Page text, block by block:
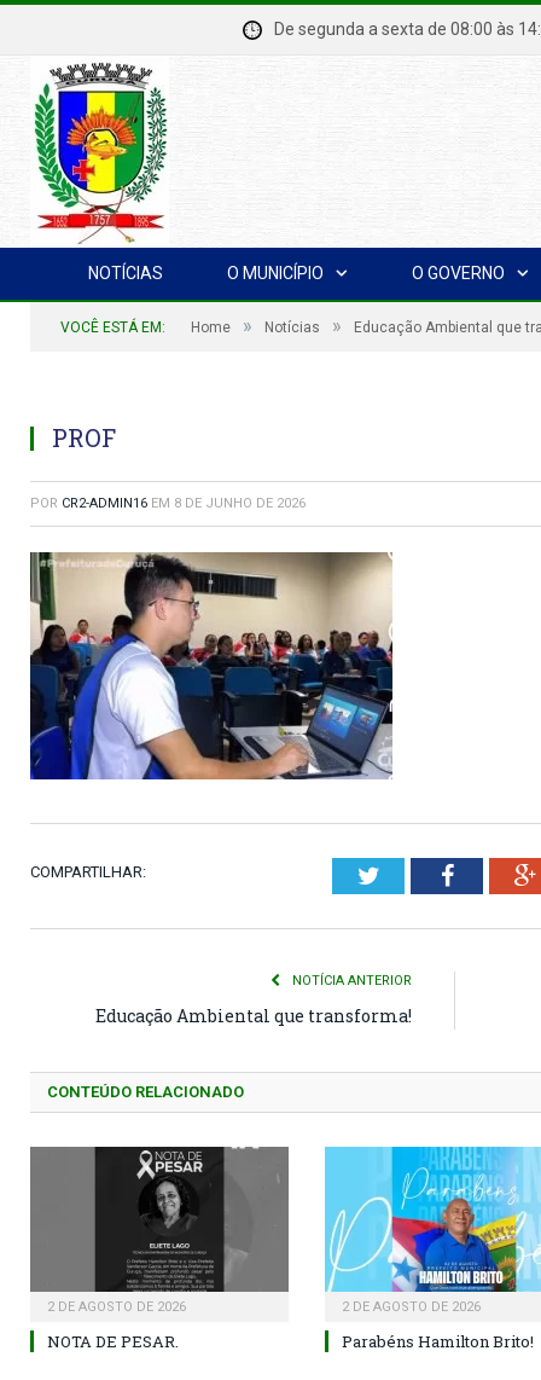
De segunda a sexta de 08:00
NOTÍCIAS O MUNICÍPIO O GOVERNO
VOCÊ ESTÁ EM: Home » Notícias » Educação Ambiental que
PROF
POR CR2-ADMIN16 EM 8 DE JUNHO DE 2026
COMPARTILHAR: Twitter
NOTÍCIA ANTERIOR
Educação Ambiental que transforma!
CONTEÚDO RELACIONADO
2 DE AGOSTO DE 2026
NOTA DE PESAR.
2 DE AGOSTO DE 2026
Parabéns Hamilton Brito!